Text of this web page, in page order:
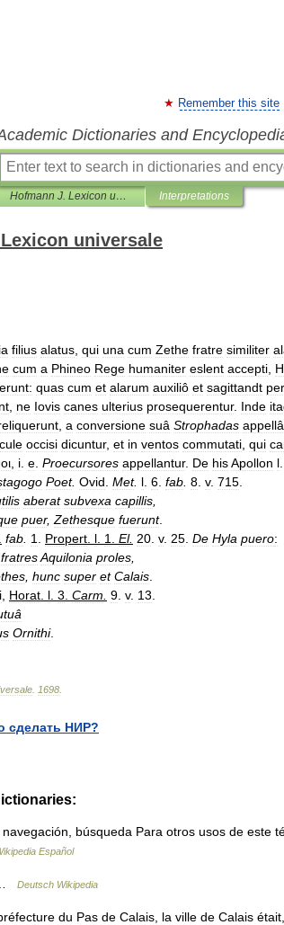
Remember this site
Dictionaries and
Hofmann J. Lexicon universale Interpretations
universale
filius alatus qui una cum Zethe fratre similiter
cum a Phineo Rege humaniter eslent accepti
quas cum et alarum auxiliô et sagittandt
ne Iovis canes ulterius prosequerentur. Inde
a conversione suâ Strophadas
occisi dicuntur, et in ventos commutati qui
i e Proecursores appellantur. De hisApollon l
Poet. Ovid Met. l 6 fab 8 v. 715
aberat subvexa capillis
puer, Zethesque fuerunt.
fab 1 Propert l 1 El. 20 v. 25 De Hyla puero:
fratresAquilonia proles
hunc super et Calais
Horat l 3 Carm 9 v. 13
Ornithi.
1698
сделать НИР?
búsqueda Para otros usos de este
Español
Deutsch Wikipedia
du Pas de Calais, la ville de Calais